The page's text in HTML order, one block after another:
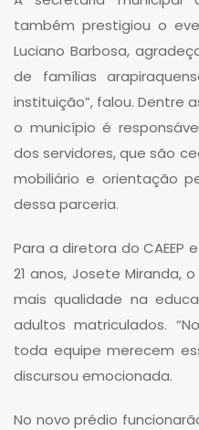
também prestigiou o
Luciano Barbosa,
de famílias
instituição”, falou. Dentre
o município é
dos servidores, que são
mobiliário e orientação
dessa parceria.
Para a diretora do CAEEP
21 anos, Josete Miranda,
mais qualidade na
adultos matriculados.
toda equipe merecem
discursou emocionada.
No novo prédio